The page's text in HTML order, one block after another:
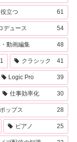
立つ 61
デュース 54
動画編集 48
クラシック 41
Logic Pro 39
仕事効率化 30
ポップス 28
ピアノ 25